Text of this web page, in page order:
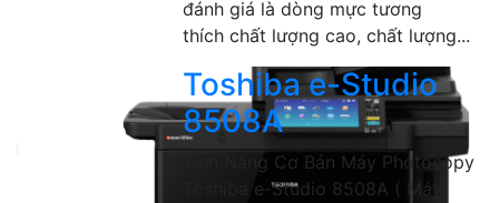
đánh giá là dòng mực tương
thích chất lượng cao, chất lượng...
Toshiba e-Studio
8508A
Tính Năng Cơ Bản Máy Photocopy
Toshiba e-Studio 8508A ( Máy